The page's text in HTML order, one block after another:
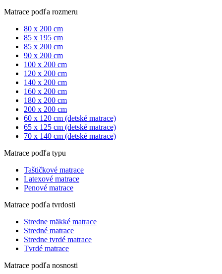
Matrace podľa rozmeru
80 x 200 cm
85 x 195 cm
85 x 200 cm
90 x 200 cm
100 x 200 cm
120 x 200 cm
140 x 200 cm
160 x 200 cm
180 x 200 cm
200 x 200 cm
60 x 120 cm (detské matrace)
65 x 125 cm (detské matrace)
70 x 140 cm (detské matrace)
Matrace podľa typu
Taštičkové matrace
Latexové matrace
Penové matrace
Matrace podľa tvrdosti
Stredne mäkké matrace
Stredné matrace
Stredne tvrdé matrace
Tvrdé matrace
Matrace podľa nosnosti